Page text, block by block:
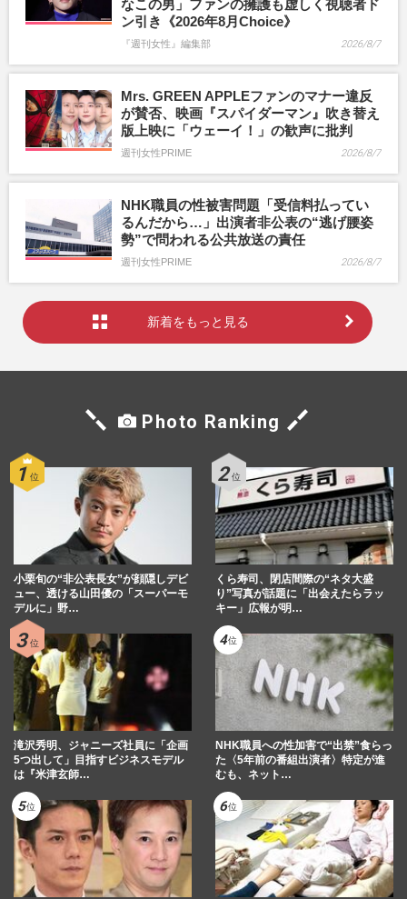
なこの男」ファンの擁護も虚しく視聴者ド
ン引き《2026年8月Choice》
『週刊女性』編集部 2026/8/7
Mrs. GREEN APPLEファンのマナー違反
が賛否、映画『スパイダーマン』吹き替え
版上映に「ウェーイ！」の歓声に批判
週刊女性PRIME 2026/8/7
NHK職員の性被害問題「受信料払ってい
るんだから…」出演者非公表の“逃げ腰姿
勢”で問われる公共放送の責任
週刊女性PRIME 2026/8/7
新着をもっと見る
Photo Ranking
小栗旬の“非公表長女”が顔隠しデビ
ュー、透ける山田優の「スーパーモ
デルに」野…
くら寿司、閉店間際の“ネタ大盛
り”写真が話題に「出会えたらラッ
キー」広報が明…
滝沢秀明、ジャニーズ社員に「企画
5つ出して」目指すビジネスモデル
は『米津玄師…
NHK職員への性加害で“出禁”食らっ
た〈5年前の番組出演者〉特定が進
むも、ネット…